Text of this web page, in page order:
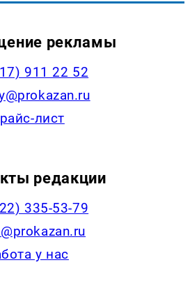
рекламы
911 22 52
лист
редакции
335-53-79
у нас